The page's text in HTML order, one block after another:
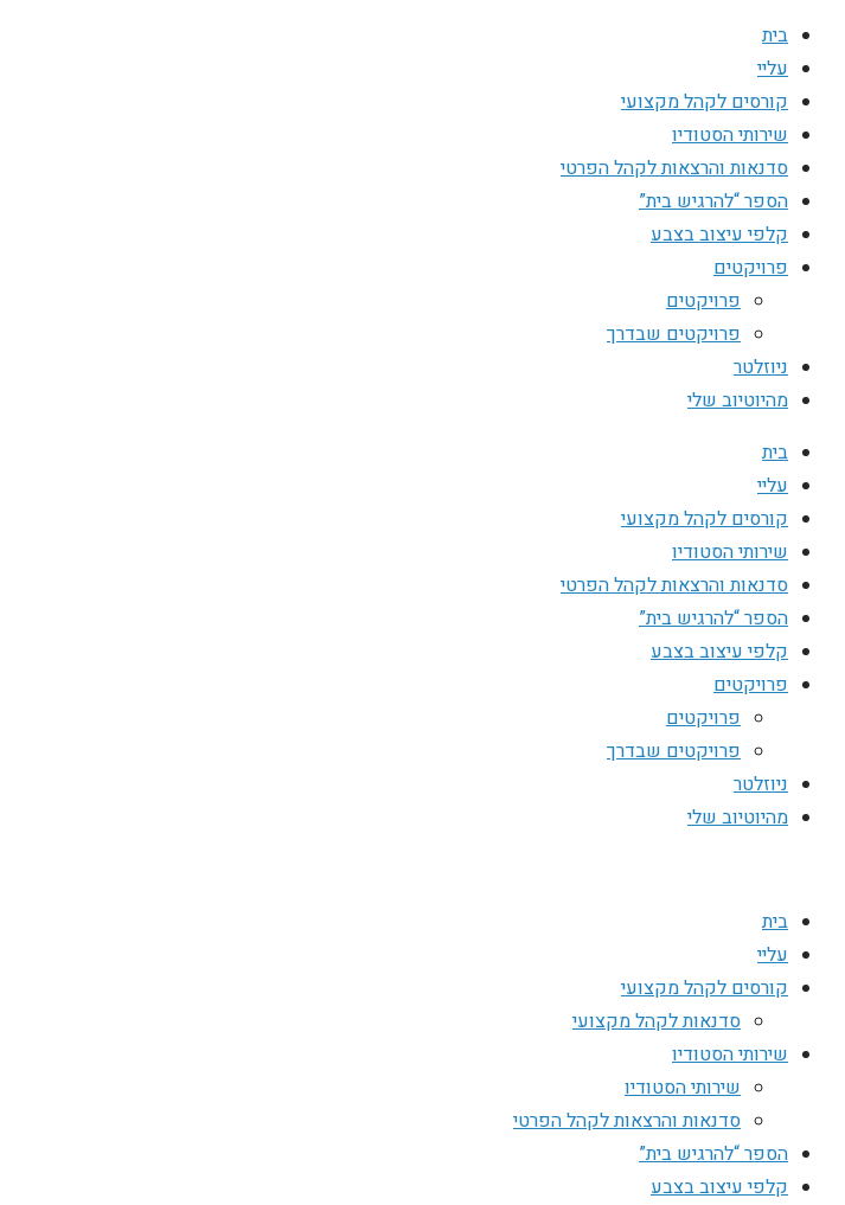
בית
עליי
קורסים לקהל מקצועי
שירותי הסטודיו
סדנאות והרצאות לקהל הפרטי
הספר “להרגיש בית”
קלפי עיצוב בצבע
פרויקטים
פרויקטים
פרויקטים שבדרך
ניוזלטר
מהיוטיוב שלי
בית
עליי
קורסים לקהל מקצועי
שירותי הסטודיו
סדנאות והרצאות לקהל הפרטי
הספר “להרגיש בית”
קלפי עיצוב בצבע
פרויקטים
פרויקטים
פרויקטים שבדרך
ניוזלטר
מהיוטיוב שלי
בית
עליי
קורסים לקהל מקצועי
סדנאות לקהל מקצועי
שירותי הסטודיו
שירותי הסטודיו
סדנאות והרצאות לקהל הפרטי
הספר “להרגיש בית”
קלפי עיצוב בצבע